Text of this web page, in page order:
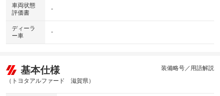
車両状態
評価書
-
ディーラ
ー車
-
基本仕様
（トヨタアルファード 滋賀県）
装備略号／用語解説